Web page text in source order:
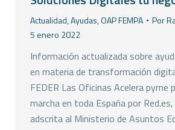
Actualidad,Ayudas,OAP FEMPA Por
5 enero 2022
Información actualizada sobre
en materia de transformación
FEDER Las Oficinas Acelera pyme
marcha en toda España por
adscrita al Ministerio de Asuntos